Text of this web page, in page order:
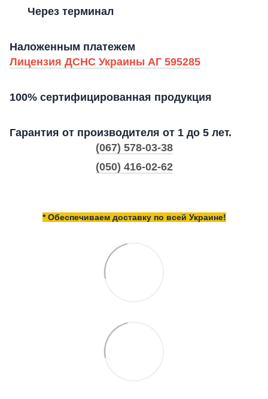
Через терминал
Наложенным платежем
Лицензия ДСНС Украины АГ 595285
100% сертифицированная продукция
Гарантия от производителя от 1 до 5 лет.
(067) 578-03-38
(050) 416-02-62
* Обеспечиваем доставку по всей Украине!